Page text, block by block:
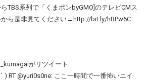
TBS系列で「くまポンbyGMO]のテレビCMス
から是非見てください→http://bit.ly/hBPw6C
がリツイート
RT @yuri0s0ne: ここ一時間で一番怖いエイ